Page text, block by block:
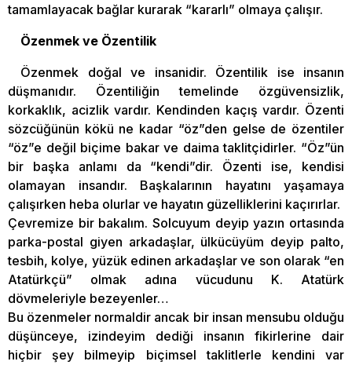
tamamlayacak bağlar kurarak “kararlı” olmaya çalışır.
Özenmek ve Özentilik
Özenmek doğal ve insanidir. Özentilik ise insanın
düşmanıdır. Özentiliğin temelinde özgüvensizlik,
korkaklık, acizlik vardır. Kendinden kaçış vardır. Özenti
sözcüğünün kökü ne kadar “öz”den gelse de özentiler
“öz”e değil biçime bakar ve daima taklitçidirler. “Öz”ün
bir başka anlamı da “kendi”dir. Özenti ise, kendisi
olamayan insandır. Başkalarının hayatını yaşamaya
çalışırken heba olurlar ve hayatın güzelliklerini kaçırırlar.
Çevremize bir bakalım. Solcuyum deyip yazın ortasında
parka-postal giyen arkadaşlar, ülkücüyüm deyip palto,
tesbih, kolye, yüzük edinen arkadaşlar ve son olarak “en
Atatürkçü” olmak adına vücudunu K. Atatürk
dövmeleriyle bezeyenler…
Bu özenmeler normaldir ancak bir insan mensubu olduğu
düşünceye, izindeyim dediği insanın fikirlerine dair
hiçbir şey bilmeyip biçimsel taklitlerle kendini var